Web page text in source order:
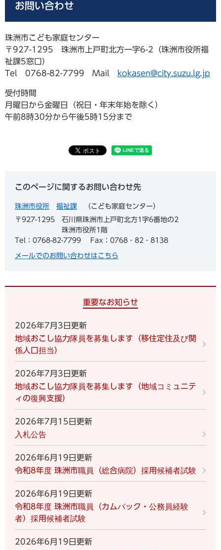
お問い合わせ
珠洲市こども家庭センター
〒927-1295 珠洲市上戸町北方一字6-2（珠洲市役所福
祉課5窓口）
Tel 0768-82-7799 Mail
kokasen@city.suzu.lg.jp
受付時間
月曜日から金曜日（祝日・年末年始を除く）
午前8時30分から午後5時15分まで
このページに関するお問い合わせ先
珠洲市役所 福祉課
こども家庭センター
〒927-1295
石川県珠洲市上戸町北方1字6番地の2
珠洲市役所1階
Tel：0768-82-7799
Fax：0768‐82‐8138
メールでのお問い合わせはこちら
重要なお知らせ
2026年7月3日更新
地域おこし協力隊員を募集します（移住定住及び関
係人口担当）
2026年7月3日更新
地域おこし協力隊員を募集します（地域コミュニテ
ィの復興支援）
2026年7月15日更新
入札公告
2026年6月19日更新
令和8年度 珠洲市職員（総合病院）採用候補者試験
2026年6月19日更新
令和8年度 珠洲市職員（カムバック・公務員経験
者）採用候補者試験
2026年6月19日更新